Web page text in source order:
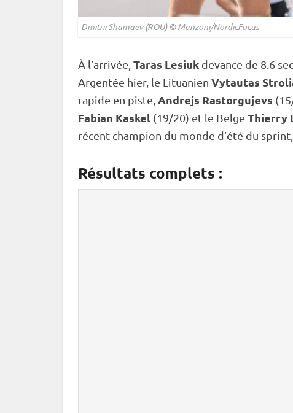
Dmitrii Shamaev (ROU) © Manzoni/NordicFocus
À l’arrivée, Taras Lesiuk devance de 8.6
Argentée hier, le Lituanien Vytautas
rapide en piste Andrejs Rastorgujevs
Fabian Kaskel (19/20) et le Belge Thierry
récent champion du monde d’été du sprint
Résultats complets :